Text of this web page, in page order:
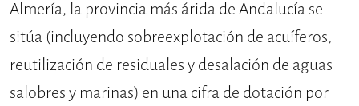
Almería, la provincia más árida de Andalucía se
sitúa (incluyendo sobreexplotación de acuíferos,
reutilización de residuales y desalación de aguas
salobres y marinas) en una cifra de dotación por